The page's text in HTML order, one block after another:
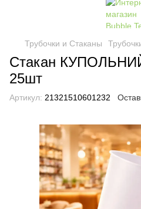
Трубочки и Стаканы
Стакан
25шт
Артикул: 21321510601232